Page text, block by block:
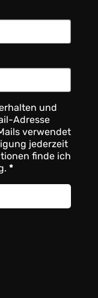
und
Adresse
verwendet
jederzeit
finde ich